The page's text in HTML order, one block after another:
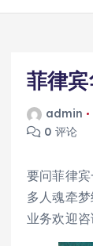
菲律
admin
0 评论
要问菲律
多人魂牵
业务欢迎